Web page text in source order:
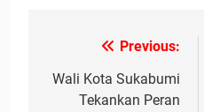
Navigasi
pos
Previous:
Wali Kota Sukabumi
Tekankan Peran